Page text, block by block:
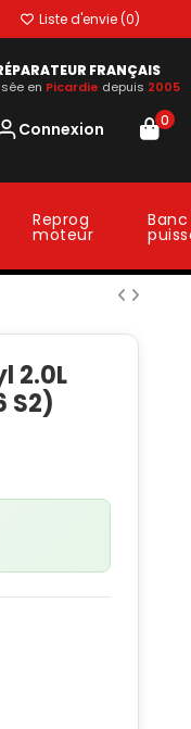
Liste d'envie (0)
FRANÇAIS
en Picardie depuis 2005
Connexion 0
Reprog
moteur
2.0L
S2)